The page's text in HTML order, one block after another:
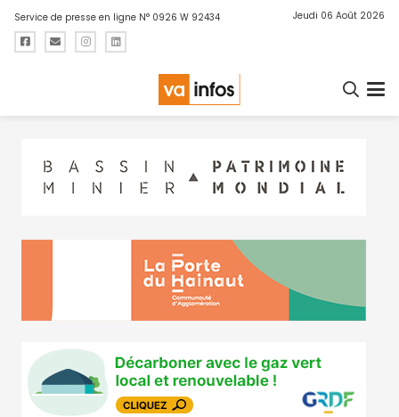
Service de presse en ligne N° 0926 W 92434 Jeudi 06 Août 2026